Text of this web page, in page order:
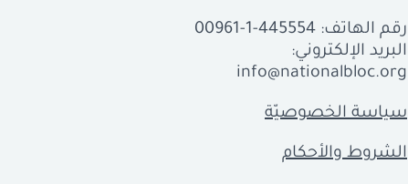
رقم الهاتف:00961-1-445554
البريد الإلكتروني:
info@nationalbloc.org
سياسة الخصوصيّة
الشروط والأحكام